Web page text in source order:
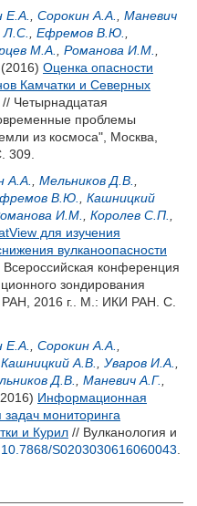
Е.А. Сорокин А.А.
Маневич
Л.С. Ефремов В.Ю.
М.А. Романова И.М.
(2016) Оценка опасности
Камчатки и Северных
// Четырнадцатая
проблемы
из космоса", Москва,
309.
А.А. Мельников Д.В.
В.Ю.
Кашницкий
И.М. Королев С.П.
для изучения
вулканоопасности
конференция
зондирования
2016 г.. М.: ИКИ РАН. С.
Е.А. Сорокин А.А.
Кашницкий А.В. Уваров И.А.
Д.В. Маневич А.Г.
Информационная
мониторинга
и Курил // Вулканология и
10.7868/S0203030616060043